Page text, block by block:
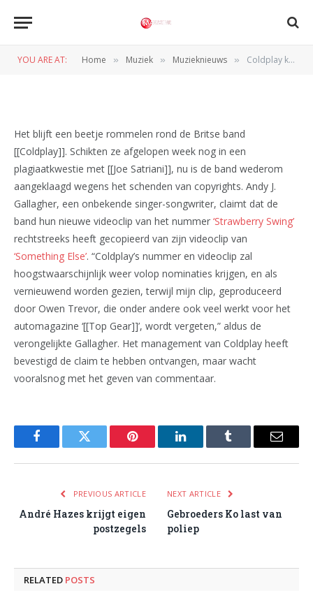
YOU ARE AT: Home » Muziek » Muzieknieuws » Coldplay krijgt weer klacht om copyright
Coldplay krijgt weer klacht
Het blijft een beetje rommelen rond de Britse band
[[Coldplay]]. Schikten ze afgelopen week nog in een
plagiaatkwestie met [[Joe Satriani]], nu is de band wederom
aangeklaagd wegens het schenden van copyrights. Andy J.
Gallagher, een onbekende singer-songwriter, claimt dat de
band hun nieuwe videoclip van het nummer ‘Strawberry Swing’
rechtstreeks heeft gecopieerd van zijn videoclip van
‘Something Else’. “Coldplay’s nummer en videoclip zal
hoogstwaarschijnlijk weer volop nominaties krijgen, en als
vernieuwend worden gezien, terwijl mijn clip, geproduceerd
door Owen Trevor, die onder andere ook veel werkt voor het
automagazine ‘[[Top Gear]]’, wordt vergeten,” aldus de
verongelijkte Gallagher. Het management van Coldplay heeft
bevestigd de claim te hebben ontvangen, maar wacht
vooralsnog met het geven van commentaar.
FacebookTwitter Pinterest LinkedInTumblr Email
PREVIOUS ARTICLE
André Hazes krijgt eigen
postzegels
NEXT ARTICLE
Gebroeders Ko last van
poliep
RELATED POSTS